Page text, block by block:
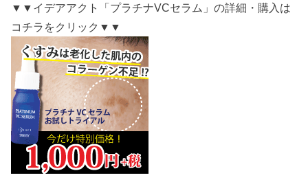
▼▼イデアアクト「プラチナVCセラム」の詳細・購入は
コチラをクリック▼▼